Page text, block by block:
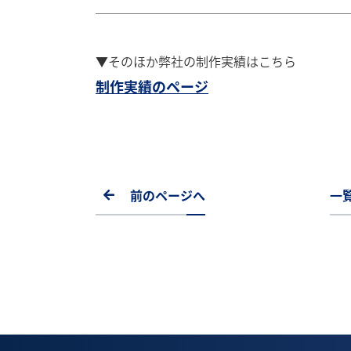
▼そのほか弊社の制作実績はこちら
制作実績のページ
前のページへ 一